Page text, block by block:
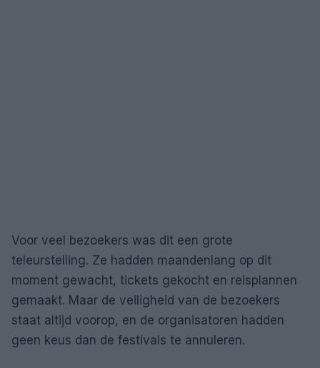
Voor veel bezoekers was dit een grote
teleurstelling. Ze hadden maandenlang op dit
moment gewacht, tickets gekocht en reisplannen
gemaakt. Maar de veiligheid van de bezoekers
staat altijd voorop, en de organisatoren hadden
geen keus dan de festivals te annuleren.